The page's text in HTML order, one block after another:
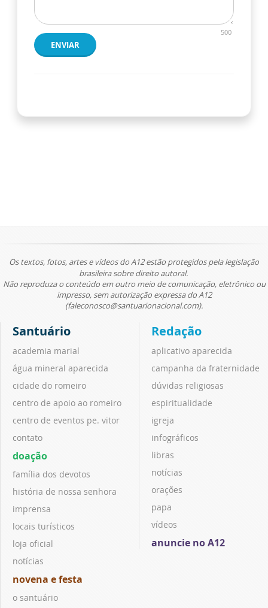
500
ENVIAR
Os textos, fotos, artes e vídeos do A12 estão protegidos pela legislação
brasileira sobre direito autoral.
Não reproduza o conteúdo em outro meio de comunicação, eletrônico ou
impresso, sem autorização expressa do A12
(faleconosco@santuarionacional.com).
Santuário
academia marial
água mineral aparecida
cidade do romeiro
centro de apoio ao romeiro
centro de eventos pe. vitor
contato
doação
família dos devotos
história de nossa senhora
imprensa
locais turísticos
loja oficial
notícias
novena e festa
o santuário
Redação
aplicativo aparecida
campanha da fraternidade
dúvidas religiosas
espiritualidade
igreja
infográficos
libras
notícias
orações
papa
vídeos
anuncie no A12